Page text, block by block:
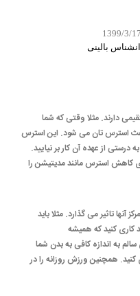
بالینی
دارند. مثلا وقتی که شما
استرس تان می شود. این استرس
از عهده آن کار بر نیایید.
کاهش استرس مانند مدیتیشن را
تاثیر می گذارد. مثلا باید
کاری کنید که همیشه
به اندازه کافی به بدن شما
همچنین ورزش روزانه را در